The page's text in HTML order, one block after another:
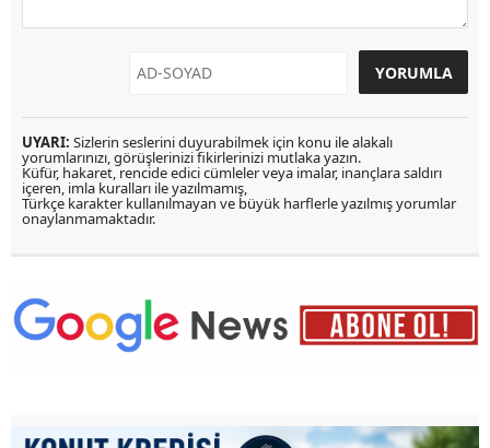
UYARI: Sizlerin seslerini duyurabilmek için konu ile alakalı
yorumlarınızı, görüşlerinizi fikirlerinizi mutlaka yazın.
Küfür, hakaret, rencide edici cümleler veya imalar, inançlara saldırı
içeren, imla kuralları ile yazılmamış,
Türkçe karakter kullanılmayan ve büyük harflerle yazılmış yorumlar
onaylanmamaktadır.